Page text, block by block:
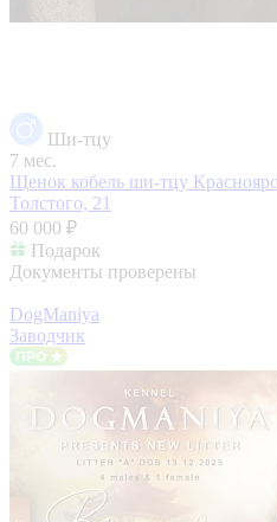
Ши-тцу
7 мес.
Щенок кобель ши-тцу
Толстого, 21
60 000 ₽
Подарок
Документы проверены
DogManiya
Заводчик